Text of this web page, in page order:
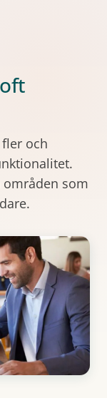
och
som